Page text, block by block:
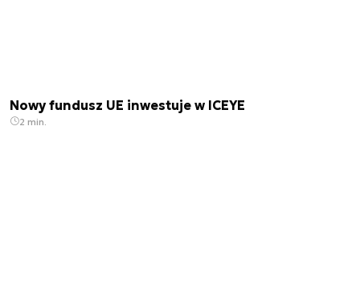
Nowy fundusz UE inwestuje w ICEYE
2 min.